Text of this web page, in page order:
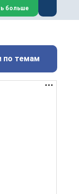
Закрыть
больше
по темам